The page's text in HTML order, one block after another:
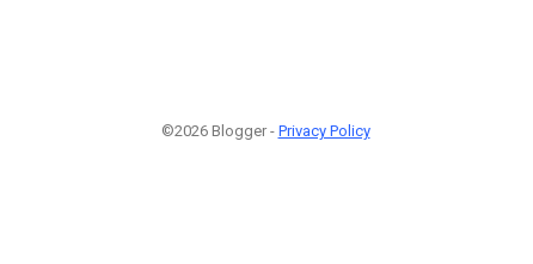
©2026 Blogger - Privacy Policy